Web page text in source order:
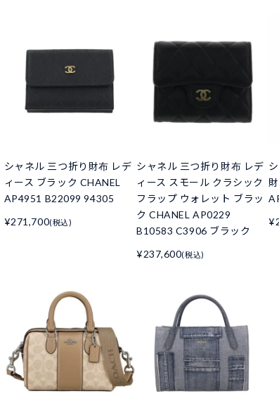
シャネル 三つ折り財布 レデ
ィース ブラック CHANEL
AP4951 B22099 94305
¥271,700(税込)
シャネル 三つ折り財布 レデ
ィース スモール クラシック
フラップ ウォレット ブラッ
ク CHANEL AP0229
B10583 C3906 ブラック
¥237,600(税込)